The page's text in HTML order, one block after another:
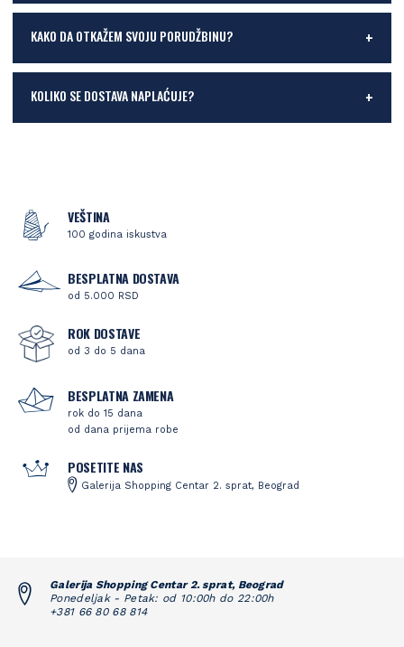
KAKO DA OTKAŽEM SVOJU PORUDŽBINU?
KOLIKO SE DOSTAVA NAPLAĆUJE?
VEŠTINA
100 godina iskustva
BESPLATNA DOSTAVA
od 5.000 RSD
ROK DOSTAVE
od 3 do 5 dana
BESPLATNA ZAMENA
rok do 15 dana
od dana prijema robe
POSETITE NAS
Galerija Shopping Centar 2. sprat, Beograd
Galerija Shopping Centar 2. sprat, Beograd
Ponedeljak - Petak: od 10:00h do 22:00h
+381 66 80 68 814